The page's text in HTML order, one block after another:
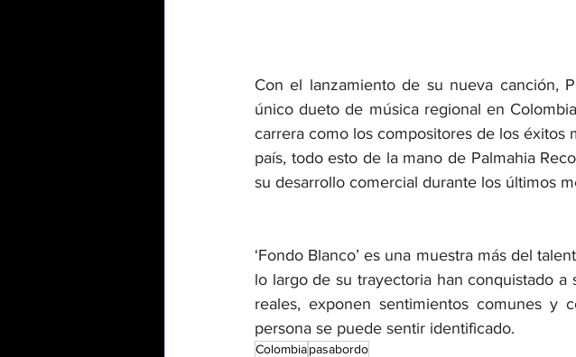
Con el lanzamiento de su nueva canción,
único dueto de música regional en
carrera como los compositores de los
país, todo esto de la mano de Palmahia
su desarrollo comercial durante los últimos
‘Fondo Blanco’ es una muestra más del
lo largo de su trayectoria han conquistado a
reales, exponen sentimientos comunes y
persona se puede sentir identificado.
Colombiapasabordo